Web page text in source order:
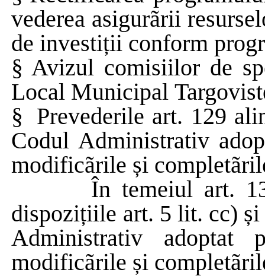
vederea asigurãrii
de investiții conform
§ Avizul comisiilor de
Local Municipal
§ Prevederile art. 129
Codul Administrativ
modificãrile și
În temeiul art.
dispozițiile art. 5 lit. cc)
Administrativ
modificãrile și